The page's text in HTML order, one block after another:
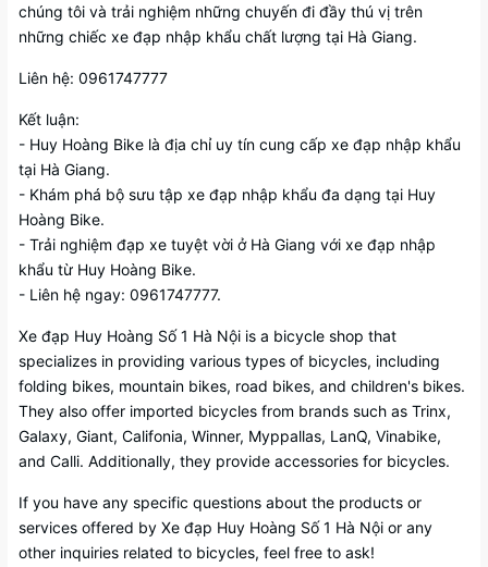
chúng tôi và trải nghiệm những chuyến đi đầy thú vị trên
những chiếc xe đạp nhập khẩu chất lượng tại Hà Giang.
Liên hệ: 0961747777
Kết luận:
- Huy Hoàng Bike là địa chỉ uy tín cung cấp xe đạp nhập khẩu
tại Hà Giang.
- Khám phá bộ sưu tập xe đạp nhập khẩu đa dạng tại Huy
Hoàng Bike.
- Trải nghiệm đạp xe tuyệt vời ở Hà Giang với xe đạp nhập
khẩu từ Huy Hoàng Bike.
- Liên hệ ngay: 0961747777.
Xe đạp Huy Hoàng Số 1 Hà Nội is a bicycle shop that
specializes in providing various types of bicycles, including
folding bikes, mountain bikes, road bikes, and children's bikes.
They also offer imported bicycles from brands such as Trinx,
Galaxy, Giant, Califonia, Winner, Myppallas, LanQ, Vinabike,
and Calli. Additionally, they provide accessories for bicycles.
If you have any specific questions about the products or
services offered by Xe đạp Huy Hoàng Số 1 Hà Nội or any
other inquiries related to bicycles, feel free to ask!